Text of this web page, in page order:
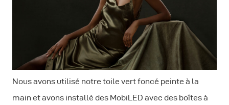
Nous avons utilisé notre toile vert foncé peinte à la
main et avons installé des MobiLED avec des boîtes à